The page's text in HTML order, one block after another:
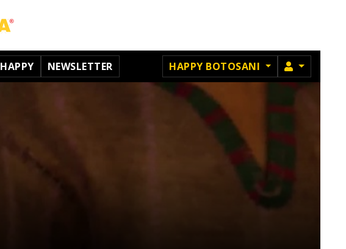
NEWSLETTER HAPPY BOTOSANI MEMBRU